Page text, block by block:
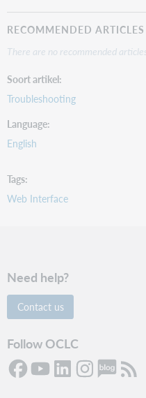
RECOMMENDED ARTICLES
There are no recommended
Soort artikel
Troubleshooting
Language
English
Tags
Web Interface
Need help?
Contact us
Follow OCLC